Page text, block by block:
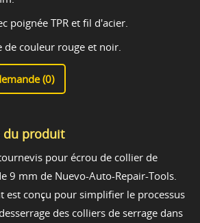
poignée TPR et fil d'acier.
de couleur rouge et noir.
(0)
du produit
pour écrou de collier de
9 mm de Nuevo-Auto-Repair-Tools.
est conçu pour simplifier le processus
des colliers de serrage dans